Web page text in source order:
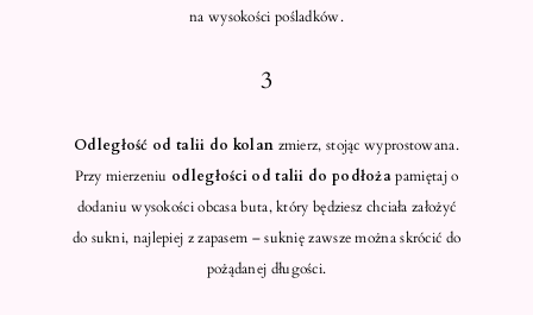
na wysokości pośladków.
3
Odległość od talii do kolan zmierz, stojąc wyprostowana.
Przy mierzeniu odległości od talii do podłożapamiętaj o
dodaniu wysokości obcasa buta, który będziesz chciała założyć
do sukni, najlepiej z zapasem – suknię zawsze można skrócić do
pożądanej długości.